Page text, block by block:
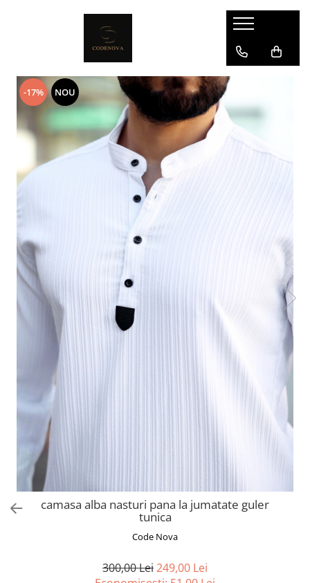
-17% NOU
camasa alba nasturi pana la jumatate guler
tunica
Code Nova
300,00 Lei249,00 Lei